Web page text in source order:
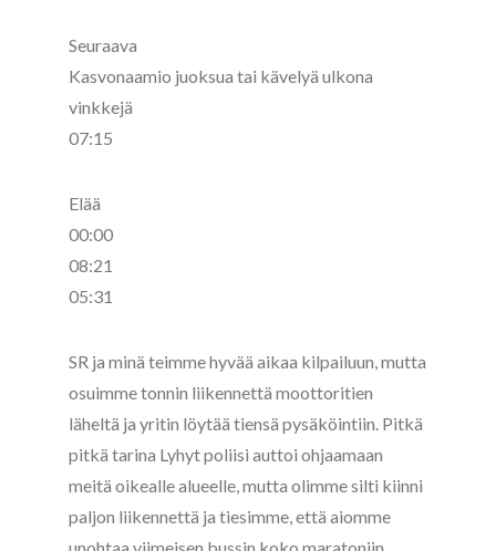
Seuraava
Kasvonaamio juoksua tai kävelyä ulkona
vinkkejä
07:15
Elää
00:00
08:21
05:31
SR ja minä teimme hyvää aikaa kilpailuun, mutta
osuimme tonnin liikennettä moottoritien
läheltä ja yritin löytää tiensä pysäköintiin. Pitkä
pitkä tarina Lyhyt poliisi auttoi ohjaamaan
meitä oikealle alueelle, mutta olimme silti kiinni
paljon liikennettä ja tiesimme, että aiomme